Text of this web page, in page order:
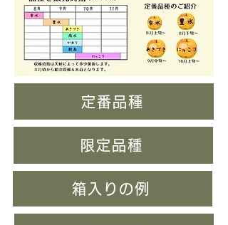
定番品種
限定品種
箱入りの例